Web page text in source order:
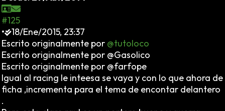
#125
•
18/Ene/2015, 23:37
Escrito originalmente por @tutoloco
Escrito originalmente por @Gasolico
Escrito originalmente por @farfope
Igual al racing le inteesa se vaya y con lo que ahora de
ficha ,incrementa para el tema de encontar delantero
.